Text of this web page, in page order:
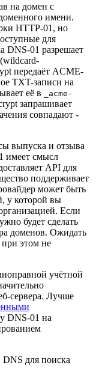
на домен с
имени.
HTTP-01, но
для
DNS-01 разрешает
передаёт ACME-
TXT-записи на
её в
_acme-
запрашивает
совпадают -
выпуска и отзыва
имеет смысл
API для
поддерживает
может быть
у которой вы
Если
будет сделать
доменов. Ожидать
при этом не
учётной
сервера. Лучше
DNS-01 на
DNS для поиска